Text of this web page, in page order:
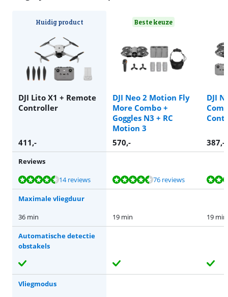
Huidig product
DJI Lito X1 + Remote
Controller
Beste keuze
DJI Neo 2 Motion Fly
More Combo +
Goggles N3 + RC
Motion 3
DJI
411,- 570,- 387,-
Reviews
Beoordeling is 9,4 van de 10, gebaseerd op 14 reviews.
14 reviews
Beoordeling is 8,7 van de 10, gebaseerd op 76 reviews.76 reviews
Beoordeling is 8,7 van de 10, gebaseerd op 76 reviews.
Beoordeling is 8,8 van de 10, gebaseerd op 2 reviews.
Beoordeling is 9,4 van de 10, gebaseerd op 14 reviews.
Maximale vliegduur
36 min
19 min 19 min
Automatische detectie
obstakels
Vliegmodus